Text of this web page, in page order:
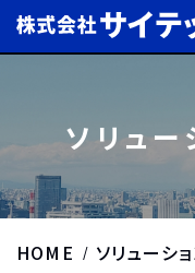
ソリュー
HOME
ソリューシ